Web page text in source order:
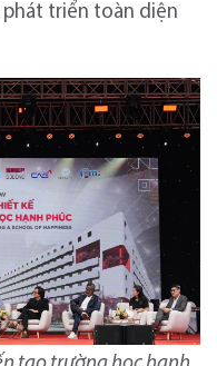
phát triển toàn diện